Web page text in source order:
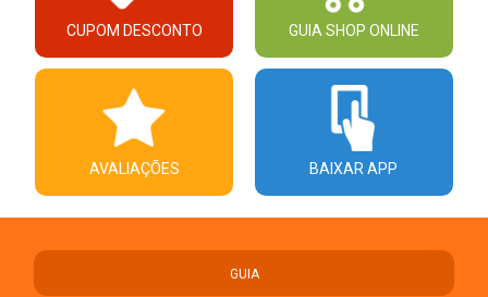
CUPOM DESCONTO GUIA SHOP ONLINE
AVALIAÇÕES BAIXAR APP
GUIA